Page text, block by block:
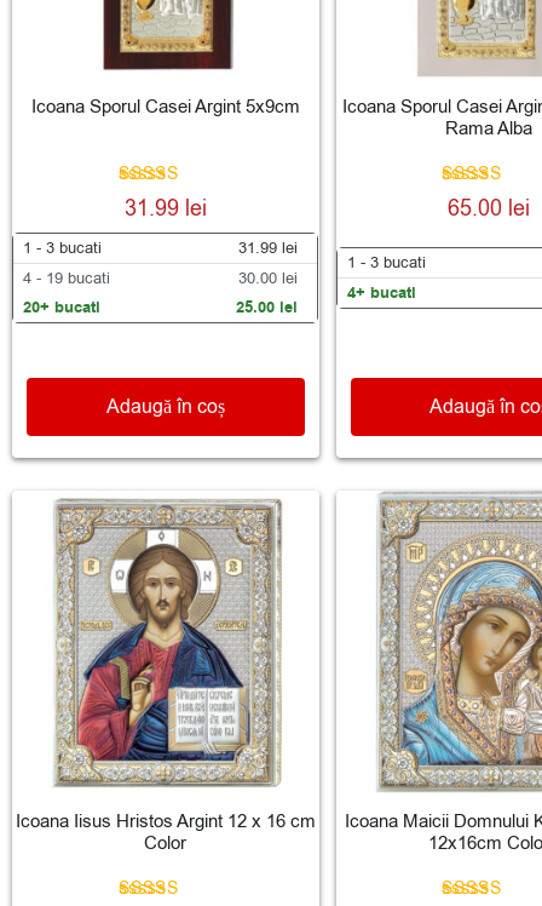
Icoana Sporul Casei Argint 5x9cm
Evaluat la
4.91
din 5
31.99 lei
1 - 3 bucati 31.99 lei
4 - 19 bucati
30.00 lei
20+ bucati 25.00 lei
Adaugă în coș
Icoana Sporul Casei
Rama Alba
Evaluat la
4.88
65.00 lei
1 - 3 bucati
4+ bucati
Adaugă în
Icoana Iisus Hristos Argint 12 x 16 cm
Color
Icoana Maicii Domnului
12x16cm